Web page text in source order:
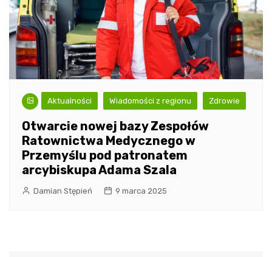
Aktualności Wiadomości z regionu Zdrowie
Otwarcie nowej bazy Zespołów
Ratownictwa Medycznego w
Przemyślu pod patronatem
arcybiskupa Adama Szala
Damian Stępień 9 marca 2025